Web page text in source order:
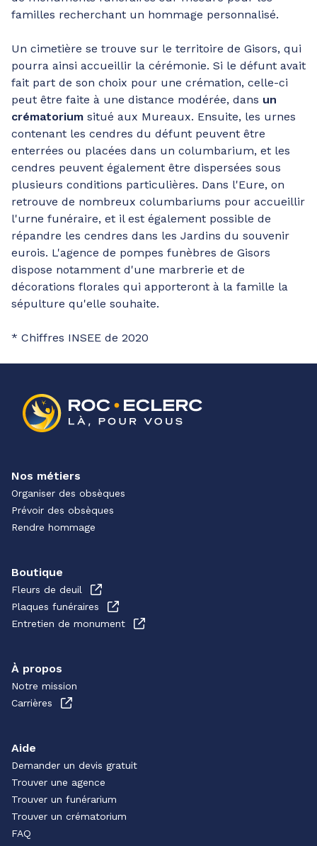
familles recherchant un hommage personnalisé.
Un cimetière se trouve sur le territoire de Gisors, qui
pourra ainsi accueillir la cérémonie. Si le défunt avait
fait part de son choix pour une crémation, celle-ci
peut être faite à une distance modérée, dans un
crématorium situé aux Mureaux. Ensuite, les urnes
contenant les cendres du défunt peuvent être
enterrées ou placées dans un columbarium, et les
cendres peuvent également être dispersées sous
plusieurs conditions particulières. Dans l'Eure, on
retrouve de nombreux columbariums pour accueillir
l'urne funéraire, et il est également possible de
répandre les cendres dans les Jardins du souvenir
eurois. L'agence de pompes funèbres de Gisors
dispose notamment d'une marbrerie et de
décorations florales qui apporteront à la famille la
sépulture qu'elle souhaite.
* Chiffres INSEE de 2020
Nos métiers
Organiser des obsèques
Prévoir des obsèques
Rendre hommage
Boutique
Fleurs de deuil
Plaques funéraires
Entretien de monument
À propos
Notre mission
Carrières
Aide
Demander un devis gratuit
Trouver une agence
Trouver un funérarium
Trouver un crématorium
FAQ